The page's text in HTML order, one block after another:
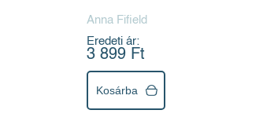
Anna Fifield
Eredeti ár:
3 899 Ft
Kosárba